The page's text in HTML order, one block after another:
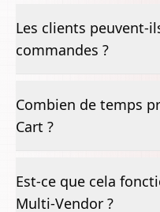
Les clients peuvent-
commandes ?
Combien de temps
Cart ?
Est-ce que cela
Multi-Vendor ?